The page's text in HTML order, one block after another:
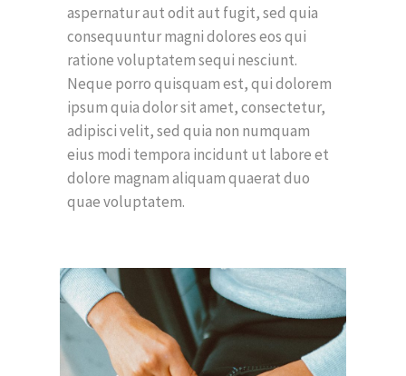
aspernatur aut odit aut fugit, sed quia
consequuntur magni dolores eos qui
ratione voluptatem sequi nesciunt.
Neque porro quisquam est, qui dolorem
ipsum quia dolor sit amet, consectetur,
adipisci velit, sed quia non numquam
eius modi tempora incidunt ut labore et
dolore magnam aliquam quaerat duo
quae voluptatem.